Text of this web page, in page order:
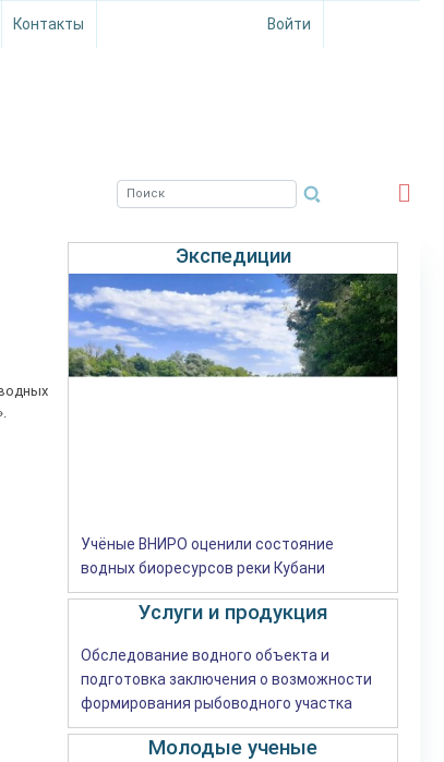
Контакты Войти
Экспедиции
Учёные ВНИРО оценили состояние
водных биоресурсов реки Кубани
Услуги и продукция
Обследование водного объекта и
подготовка заключения о возможности
формирования рыбоводного участка
Молодые ученые